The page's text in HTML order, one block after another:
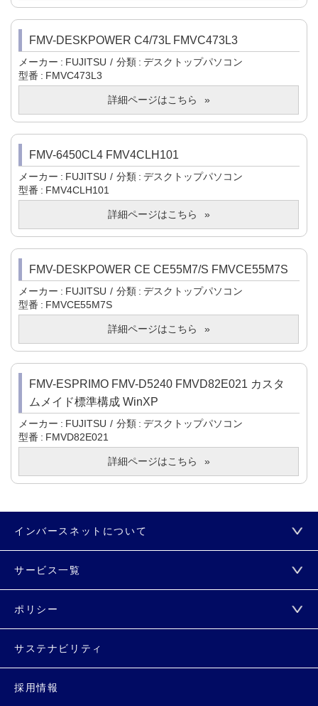
FMV-DESKPOWER C4/73L FMVC473L3
メーカー FUJITSU 分類
デスクトップパソコン
型番
FMVC473L3
詳細ページはこちら
FMV-6450CL4 FMV4CLH101
メーカー FUJITSU 分類
デスクトップパソコン
型番
FMV4CLH101
詳細ページはこちら
FMV-DESKPOWER CE CE55M7/S FMVCE55M7S
メーカー FUJITSU 分類
デスクトップパソコン
型番
FMVCE55M7S
詳細ページはこちら
FMV-ESPRIMO FMV-D5240 FMVD82E021 カスタ
ムメイド標準構成 WinXP
メーカー FUJITSU 分類
デスクトップパソコン
型番
FMVD82E021
詳細ページはこちら
インバースネットについて
サービス一覧
ポリシー
サステナビリティ
採用情報